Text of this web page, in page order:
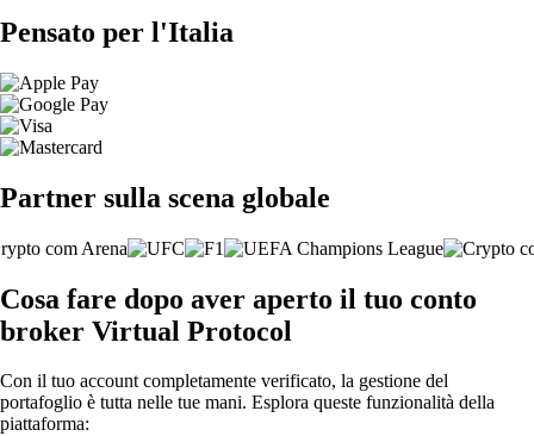
Pensato per l'Italia
Partner sulla scena globale
Cosa fare dopo aver aperto il tuo conto
broker Virtual Protocol
Con il tuo account completamente verificato, la gestione del
portafoglio è tutta nelle tue mani. Esplora queste funzionalità della
piattaforma: